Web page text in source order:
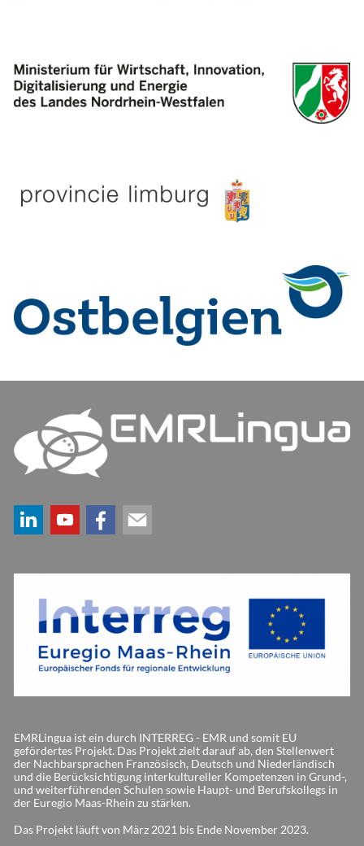
EMRLingua ist ein durch INTERREG - EMR und somit EU
gefördertes Projekt. Das Projekt zielt darauf ab, den Stellenwert
der Nachbarsprachen Französisch, Deutsch und Niederländisch
und die Berücksichtigung interkultureller Kompetenzen in Grund-,
und weiterführenden Schulen sowie Haupt- und Berufskollegs in
der Euregio Maas-Rhein zu stärken.
Das Projekt läuft von März 2021 bis Ende November 2023.